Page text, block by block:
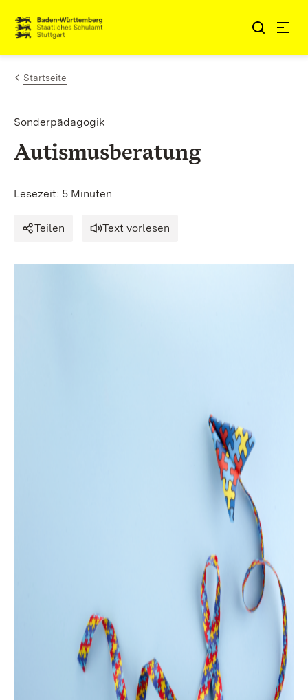
Zum Inhalt springen
Link zur Startseite
Startseite
Sonderpädagogik
Autismusberatung
Lesezeit: 5 Minuten
Teilen Text vorlesen